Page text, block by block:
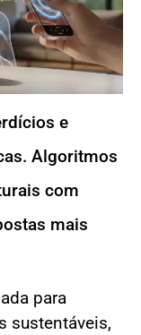
e
Algoritmos
com
mais
para
sustentáveis,